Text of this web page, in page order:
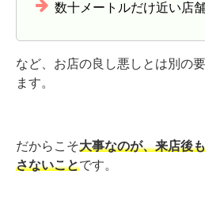
数十メートルだけ近い店
など、お店の良し悪しとは別の
ます。
だからこそ大事なのが、来店後
さないことです。